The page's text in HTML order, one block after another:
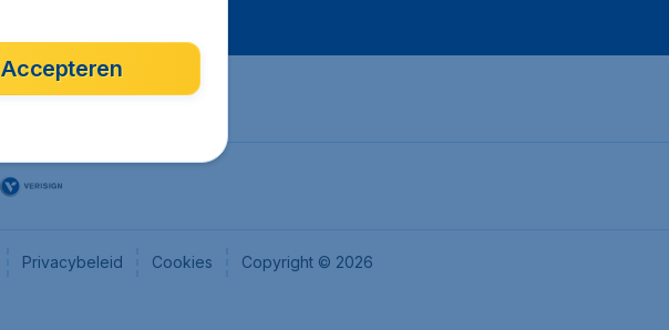
Privacybeleid Cookies Copyright © 2026
Accepteren